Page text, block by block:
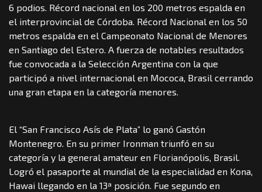
6 podios. Récord nacional en los 200 metros espalda en
el interprovincial de Córdoba. Récord Nacional en los 50
metros espalda en el Campeonato Nacional de Menores
en Santiago del Estero. A fuerza de notables resultados
fue convocada a la Selección Argentina con la que
participó a nivel internacional en Mococa, Brasil cerrando
una gran etapa en la categoría menores.
El “San Francisco Asís de Plata” lo ganó Gastón
Montenegro. En su primer Ironman triunfó en su
categoría y la general amateur en Florianópolis, Brasil.
Logró el pasaporte al mundial de la especialidad en Kona,
Hawai llegando en la 13ª posición. Fue segundo en